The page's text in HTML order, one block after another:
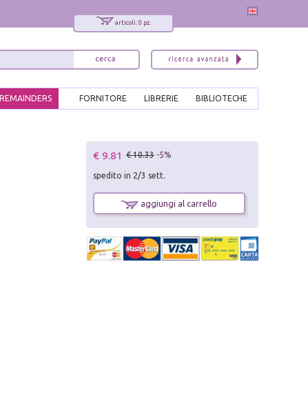
articoli: 0 pz.
BIBLIOTECHE
LIBRERIE
FORNITORE
REMAINDERS
€ 9.81 € 10.33 -5%
spedito in 2/3 sett.
aggiungi al carrello
x
Interessato ai nostri libri?
Sarai informato delle nostre novità, potrai
comunque cancellarti quando desideri.
modulo di iscrizione